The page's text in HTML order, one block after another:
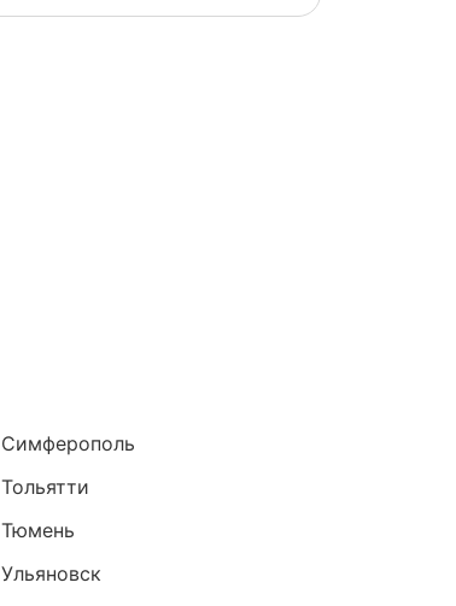
Симферополь
Тольятти
Тюмень
Ульяновск